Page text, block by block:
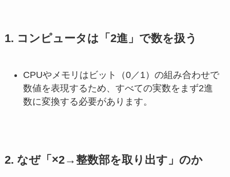
1. コンピュータは「2進」で数を扱う
CPUやメモリはビット（0／1）の組み合わせで
数値を表現するため、すべての実数をまず2進
数に変換する必要があります。
2. なぜ「×2→整数部を取り出す」のか